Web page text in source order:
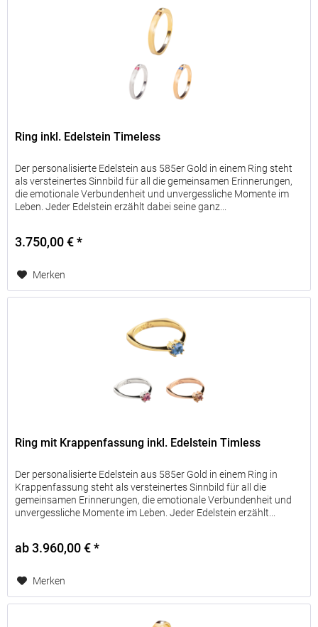
Ring inkl. Edelstein Timeless
Der personalisierte Edelstein aus 585er Gold in einem Ring steht
als versteinertes Sinnbild für all die gemeinsamen Erinnerungen,
die emotionale Verbundenheit und unvergessliche Momente im
Leben. Jeder Edelstein erzählt dabei seine ganz...
3.750,00 € *
Merken
Ring mit Krappenfassung inkl. Edelstein Timless
Der personalisierte Edelstein aus 585er Gold in einem Ring in
Krappenfassung steht als versteinertes Sinnbild für all die
gemeinsamen Erinnerungen, die emotionale Verbundenheit und
unvergessliche Momente im Leben. Jeder Edelstein erzählt...
ab 3.960,00 € *
Merken